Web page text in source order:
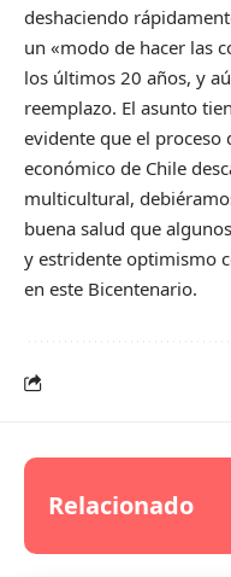
deshaciendo
un «modo de hacer las
los últimos 20 años, y
reemplazo. El asunto
evidente que el
económico de Chile
multicultural,
buena salud que
y estridente optimismo
en este Bicentenario.
Relacionado